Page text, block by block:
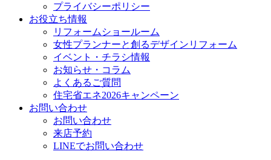
プライバシーポリシー
お役立ち情報
リフォームショールーム
女性プランナーと創るデザインリフォーム
イベント・チラシ情報
お知らせ・コラム
よくあるご質問
住宅省エネ2026キャンペーン
お問い合わせ
お問い合わせ
来店予約
LINEでお問い合わせ